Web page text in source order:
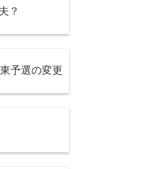
？
予選の変更